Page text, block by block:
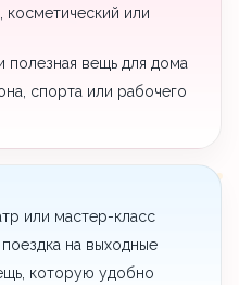
или
полезная вещь для дома
спорта или рабочего
или мастер-класс
на выходные
которую удобно